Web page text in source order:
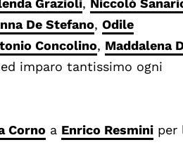
Grazioli, Niccolò
De Stefano, Odile
Concolino, Maddalena
imparo tantissimo ogni
Corno a Enrico Resmini per